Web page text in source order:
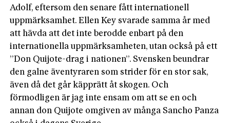
Adolf, eftersom den senare fått internationell
uppmärksamhet. Ellen Key svarade samma år med
att hävda att det inte berodde enbart på den
internationella uppmärksamheten, utan också på ett
”Don Quijote-drag i nationen”. Svensken beundrar
den galne äventyraren som strider för en stor sak,
även då det går käpprätt åt skogen. Och
förmodligen är jag inte ensam om att se en och
annan don Quijote omgiven av många Sancho Panza